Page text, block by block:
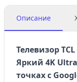
Описание
Телевизор
Яркий 4K
точках с